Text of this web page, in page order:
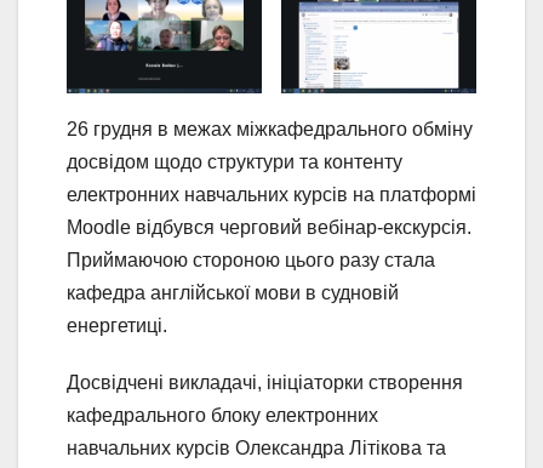
26 грудня в межах міжкафедрального обміну
досвідом щодо структури та контенту
електронних навчальних курсів на платформі
Moodle відбувся черговий вебінар-екскурсія.
Приймаючою стороною цього разу стала
кафедра англійської мови в судновій
енергетиці.
Досвідчені викладачі, ініціаторки створення
кафедрального блоку електронних
навчальних курсів Олександра Літікова та